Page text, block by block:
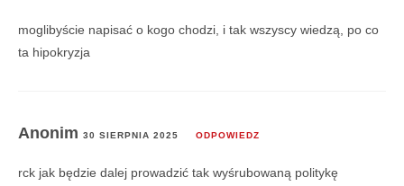
moglibyście napisać o kogo chodzi, i tak wszyscy wiedzą, po co
ta hipokryzja
Anonim 30 SIERPNIA 2025 ODPOWIEDZ
rck jak będzie dalej prowadzić tak wyśrubowaną politykę